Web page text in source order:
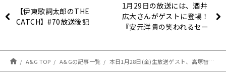
【伊東歌詞太郎のTHE
CATCH】#70放送後記
1月29日の放送には、酒井
広大さんがゲストに登場！
『安元洋貴の笑われるセー
A&G TOP A&Gの記事一覧 本日1月28日(金)生放送ゲスト、高塚智人さんへのメール募集中！メールテーマは『〇〇デビューがしたい！』千葉翔也のトゥー・ビー・ナイト